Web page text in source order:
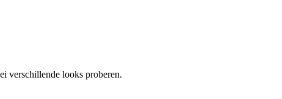
verschillende looks proberen.